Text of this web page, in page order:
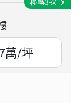
萬/坪